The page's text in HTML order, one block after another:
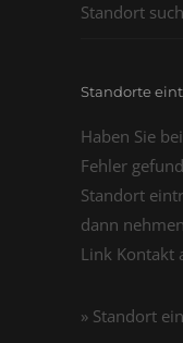
Standort
Standorte
Haben Sie
Fehler
Standort
dann
Link Kontakt
» Standort